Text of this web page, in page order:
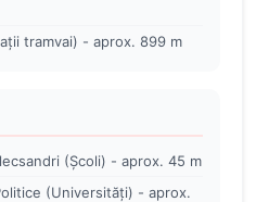
tramvai) - aprox. 899 m
(Școli) - aprox. 45 m
(Universități) - aprox.